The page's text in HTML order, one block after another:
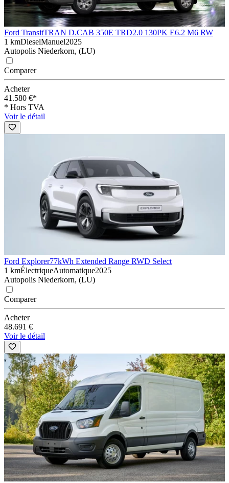
Ford TransitTRAN D.CAB 350E TRD2.0 130PK E6.2 M6 RW
1 kmDieselManuel2025
Autopolis Niederkorn, (LU)
Comparer
Acheter
41.580 €*
* Hors TVA
Voir le détail
Ford Explorer77kWh Extended Range RWD Select
1 kmÉlectriqueAutomatique2025
Autopolis Niederkorn, (LU)
Comparer
Acheter
48.691 €
Voir le détail